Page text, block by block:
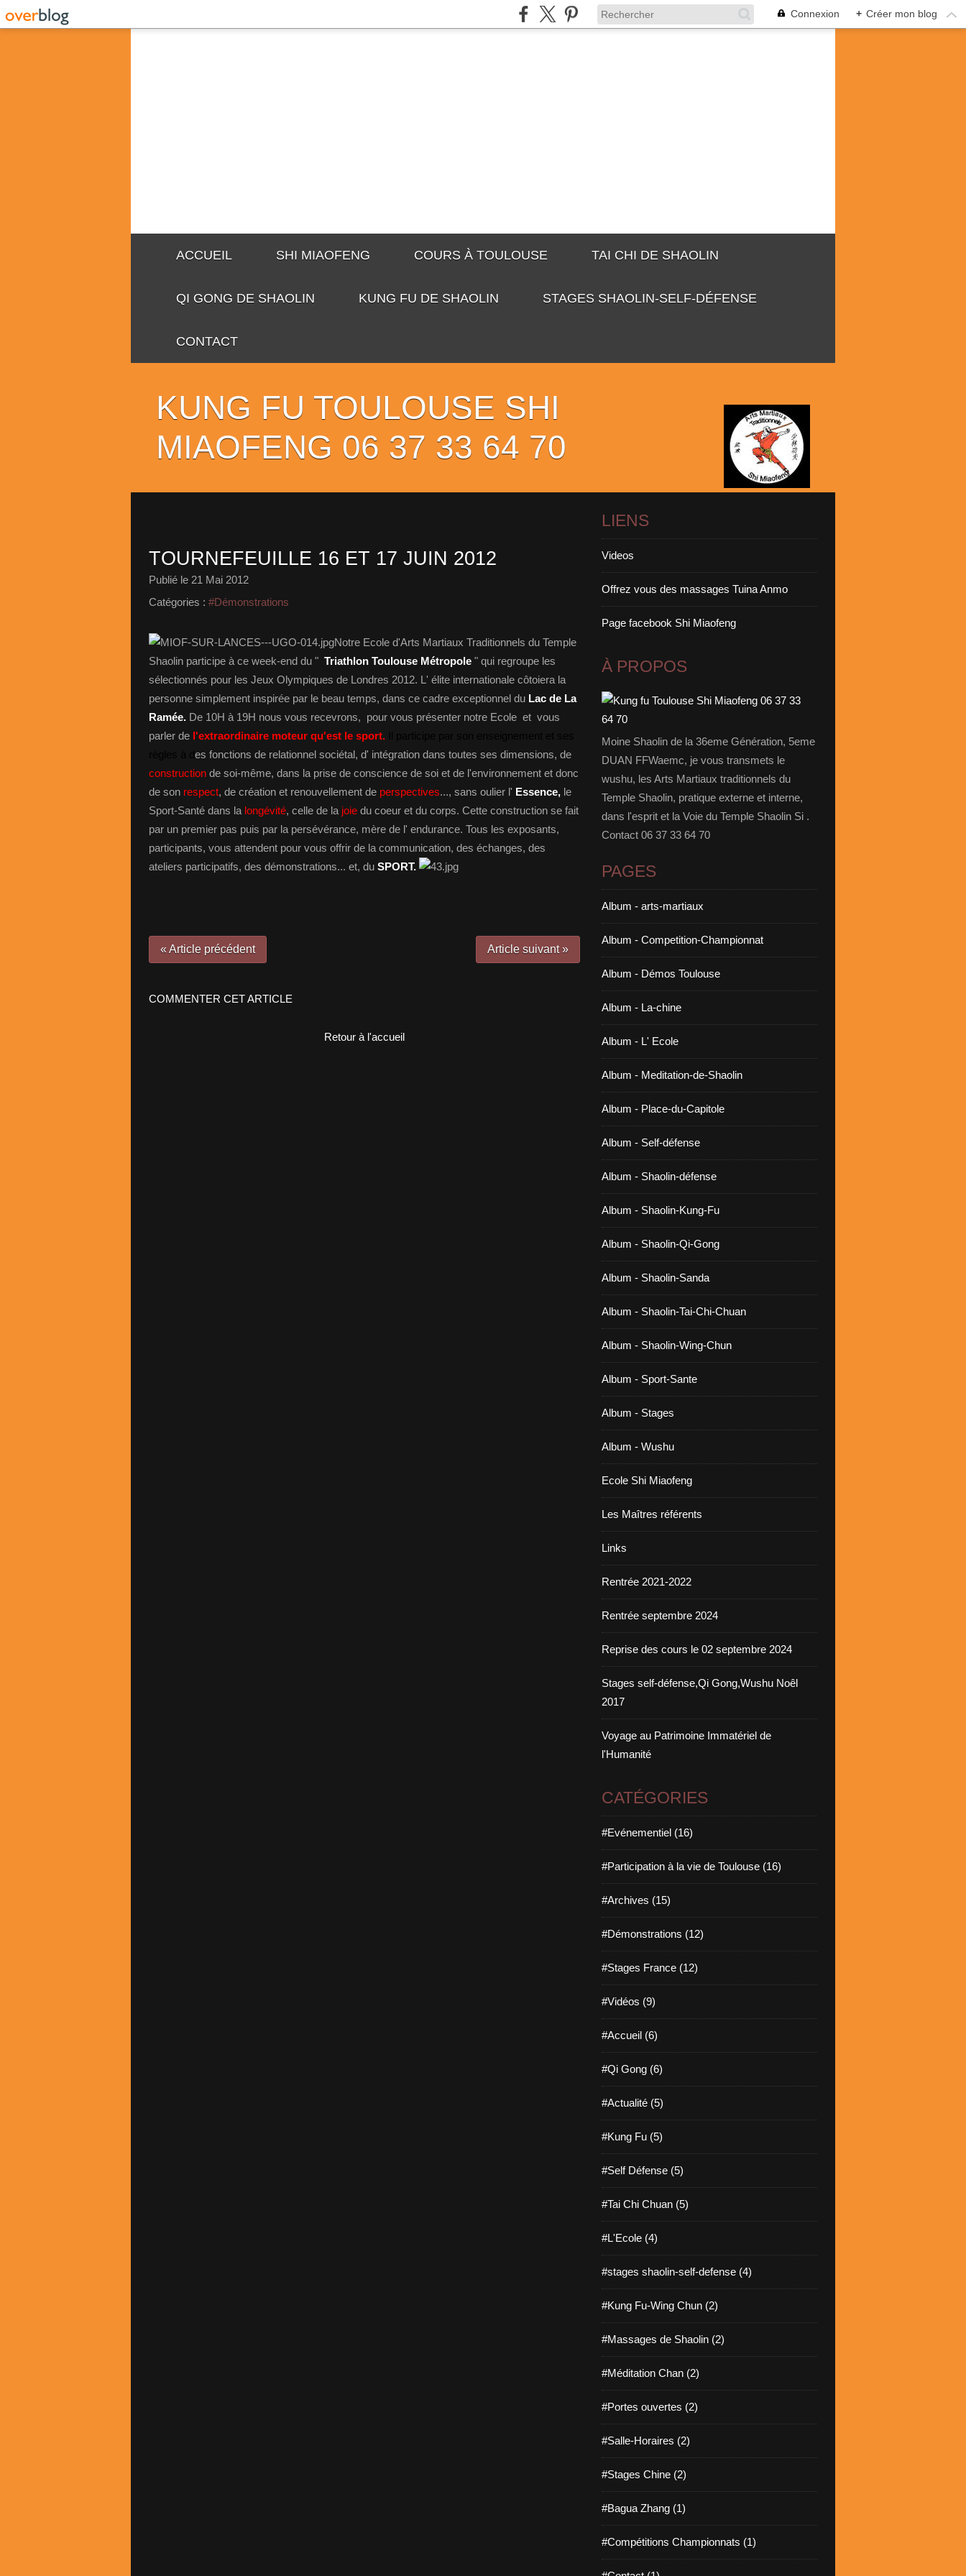
Connexion + Créer mon blog
ACCUEIL SHI MIAOFENG COURS À TOULOUSE TAI CHI DE SHAOLIN
QI GONG DE SHAOLIN KUNG FU DE SHAOLIN STAGES SHAOLIN-SELF-DÉFENSE
CONTACT
KUNG FU TOULOUSE SHI
MIAOFENG 06 37 33 64 70
TOURNEFEUILLE 16 ET 17 JUIN 2012
Publié le 21 Mai 2012
Catégories : #Démonstrations
Notre Ecole d'Arts Martiaux Traditionnels du Temple
Shaolin participe à ce week-end du " Triathlon Toulouse Métropole " qui regroupe les
sélectionnés pour les Jeux Olympiques de Londres 2012. L' élite internationale côtoiera la
personne simplement inspirée par le beau temps, dans ce cadre exceptionnel du Lac de La
Ramée. De 10H à 19H nous vous recevrons, pour vous présenter notre Ecole et vous
parler de l'extraordinaire moteur qu'est le sport.
es fonctions de relationnel sociétal, d' intégration dans toutes ses dimensions, de
construction de soi-même, dans la prise de conscience de soi et de l'environnement et donc
de son respect, de création et renouvellement de perspectives..., sans oulier l' Essence, le
Sport-Santé dans la longévité, celle de la joie du coeur et du corps. Cette construction se fait
par un premier pas puis par la persévérance, mère de l' endurance. Tous les exposants,
participants, vous attendent pour vous offrir de la communication, des échanges, des
ateliers participatifs, des démonstrations... et, du SPORT.
« Article précédent Article suivant »
COMMENTER CET ARTICLE
Retour à l'accueil
LIENS
Videos
Offrez vous des massages Tuina Anmo
Page facebook Shi Miaofeng
À PROPOS
Moine Shaolin de la 36eme Génération, 5eme
DUAN FFWaemc, je vous transmets le
wushu, les Arts Martiaux traditionnels du
Temple Shaolin, pratique externe et interne,
dans l'esprit et la Voie du Temple Shaolin Si .
Contact 06 37 33 64 70
PAGES
Album - arts-martiaux
Album - Competition-Championnat
Album - Démos Toulouse
Album - La-chine
Album - L' Ecole
Album - Meditation-de-Shaolin
Album - Place-du-Capitole
Album - Self-défense
Album - Shaolin-défense
Album - Shaolin-Kung-Fu
Album - Shaolin-Qi-Gong
Album - Shaolin-Sanda
Album - Shaolin-Tai-Chi-Chuan
Album - Shaolin-Wing-Chun
Album - Sport-Sante
Album - Stages
Album - Wushu
Ecole Shi Miaofeng
Les Maîtres référents
Links
Rentrée 2021-2022
Rentrée septembre 2024
Reprise des cours le 02 septembre 2024
Stages self-défense,Qi Gong,Wushu Noêl
2017
Voyage au Patrimoine Immatériel de
l'Humanité
CATÉGORIES
#Evénementiel (16)
#Participation à la vie de Toulouse (16)
#Archives (15)
#Démonstrations (12)
#Stages France (12)
#Vidéos (9)
#Accueil (6)
#Qi Gong (6)
#Actualité (5)
#Kung Fu (5)
#Self Défense (5)
#Tai Chi Chuan (5)
#L'Ecole (4)
#stages shaolin-self-defense (4)
#Kung Fu-Wing Chun (2)
#Massages de Shaolin (2)
#Méditation Chan (2)
#Portes ouvertes (2)
#Salle-Horaires (2)
#Stages Chine (2)
#Bagua Zhang (1)
#Compétitions Championnats (1)